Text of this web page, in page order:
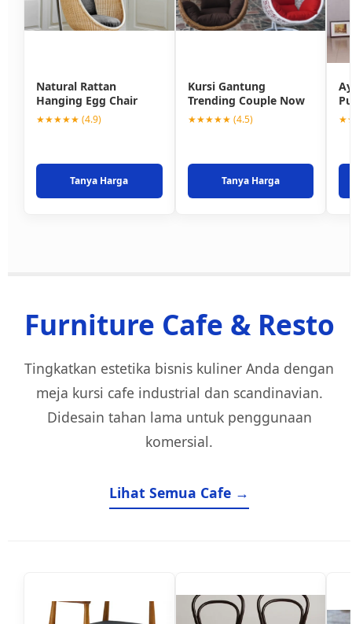
Natural Rattan
Hanging Egg Chair
★★★★★ (4.9)
Tanya Harga
Kursi Gantung
Trending Couple Now
★★★★★ (4.5)
Tanya Harga
Furniture Cafe & Resto
Tingkatkan estetika bisnis kuliner Anda dengan
meja kursi cafe industrial dan scandinavian.
Didesain tahan lama untuk penggunaan
komersial.
Lihat Semua Cafe →